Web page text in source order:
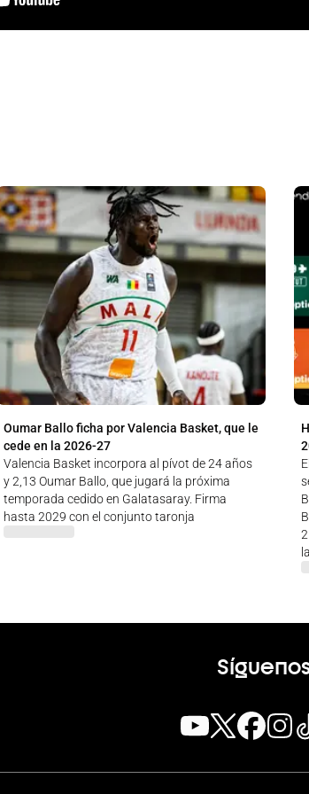
Oumar Ballo ficha por Valencia Basket, que le
cede en la 2026-27
Valencia Basket incorpora al pívot de 24 años
y 2,13 Oumar Ballo, que jugará la próxima
temporada cedido en Galatasaray. Firma
hasta 2029 con el conjunto taronja